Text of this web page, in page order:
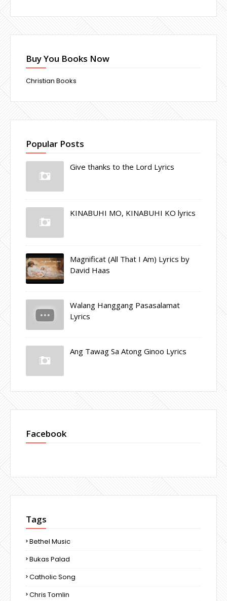
Buy You Books Now
Christian Books
Popular Posts
Give thanks to the Lord Lyrics
KINABUHI MO, KINABUHI KO lyrics
Magnificat (All That I Am) Lyrics by
David Haas
Walang Hanggang Pasasalamat
Lyrics
Ang Tawag Sa Atong Ginoo Lyrics
Facebook
Tags
Bethel Music
Bukas Palad
Catholic Song
Chris Tomlin